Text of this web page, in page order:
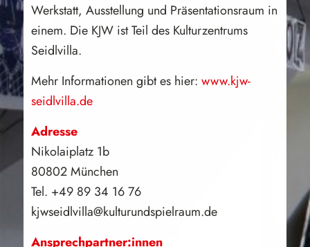
Werkstatt, Ausstellung und Präsentationsraum in
einem. Die KJW ist Teil des Kulturzentrums
Seidlvilla.
Mehr Informationen gibt es hier:www.kjw-
seidlvilla.de
Adresse
Nikolaiplatz 1b
80802 München
Tel. +49 89 34 16 76
kjwseidlvilla@kulturundspielraum.de
Ansprechpartner:innen